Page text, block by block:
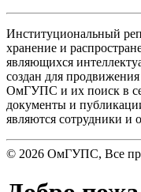
Институциональный
хранение и
являющихся
создан для
ОмГУПС и их поиск в
документы и
являются сотрудники
© 2026 ОмГУПС, Все